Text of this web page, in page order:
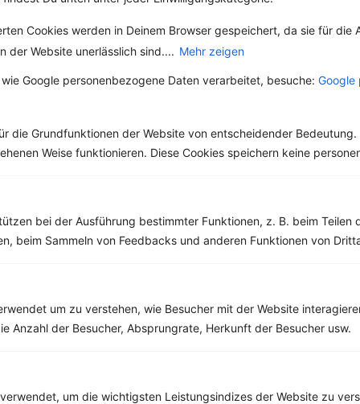
Cookies werden in Deinem Browser gespeichert, da sie für die
der Website unerlässlich sind.... Mehr zeigen
Google personenbezogene Daten verarbeitet, besuche: Google
die Grundfunktionen der Website von entscheidender Bedeutung.
Weise funktionieren. Diese Cookies speichern keine
bei der Ausführung bestimmter Funktionen, z. B. beim Teilen
beim Sammeln von Feedbacks und anderen Funktionen von
um zu verstehen, wie Besucher mit der Website
Anzahl der Besucher, Absprungrate, Herkunft der Besucher usw.
um die wichtigsten Leistungsindizes der Website zu
‹
444 kcal
Fett:23 g
Kohlehydrate:17 g
Eiweiß:14 g
Kohlehydrate:68 g